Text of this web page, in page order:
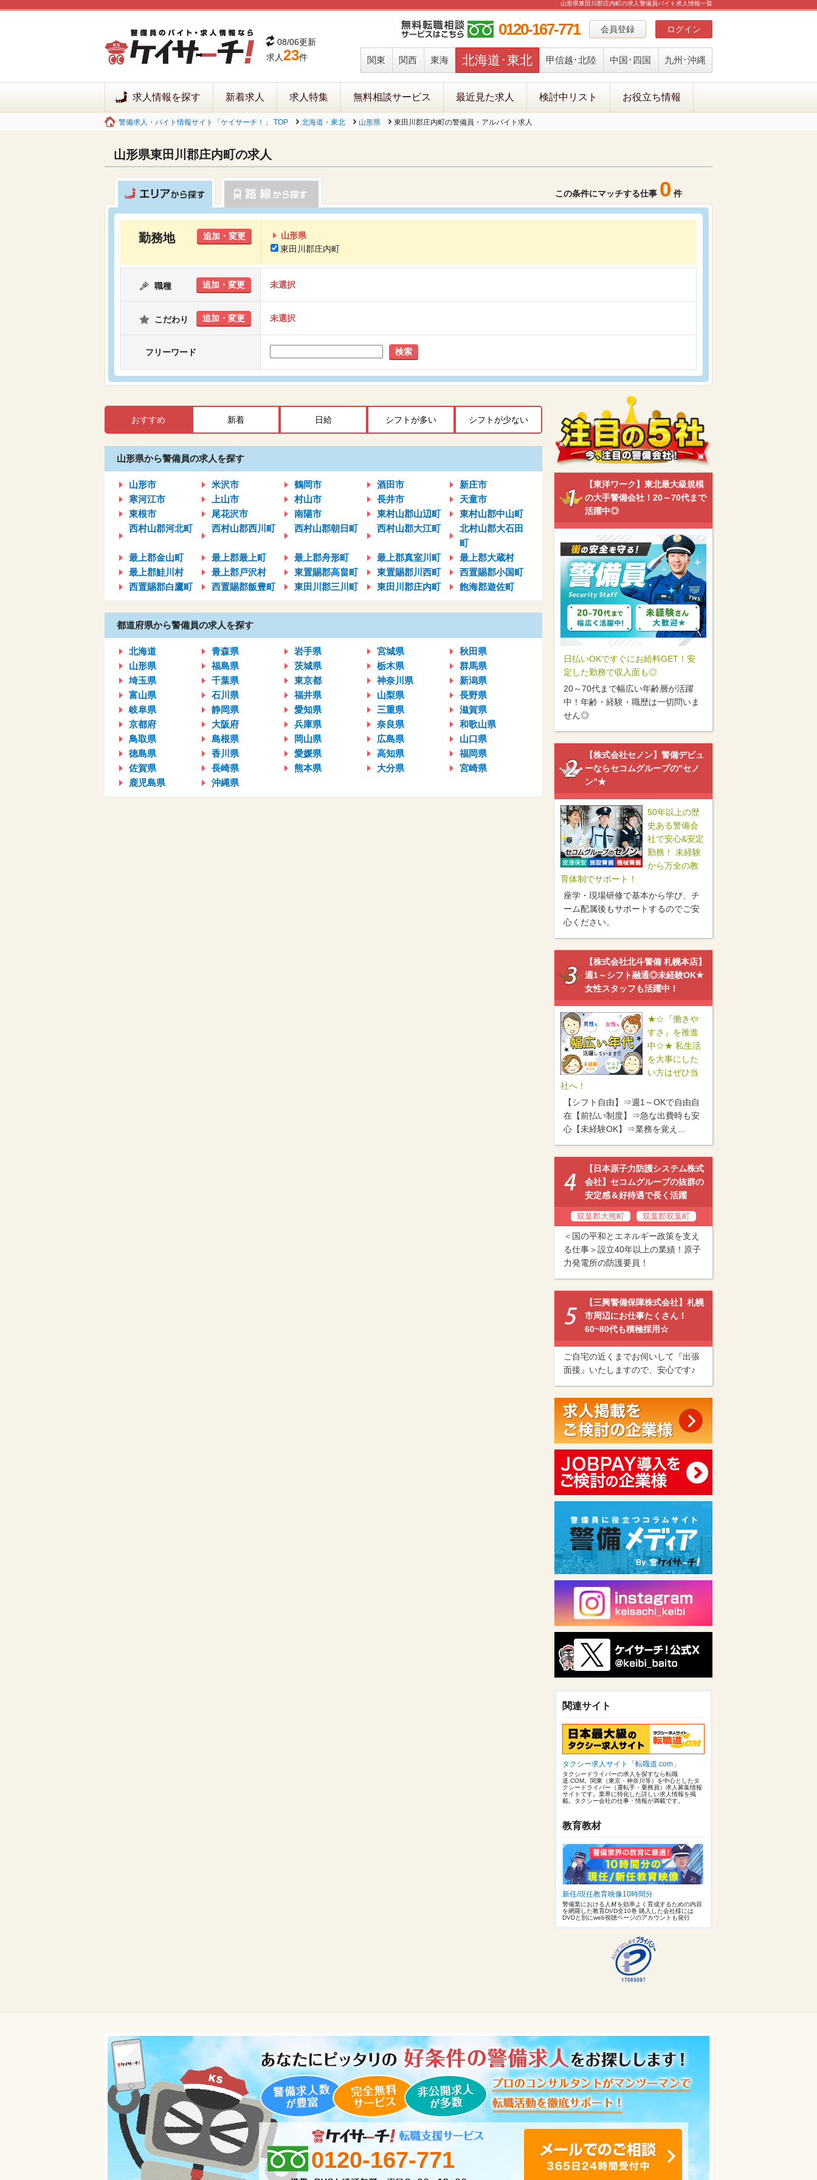
山形県東田川郡庄内町の求人警備員バイト求人情報一覧
08/06更新
求人23件
会員登録 ログイン
0120-167-771
関東 関西 東海 北海道･東北 甲信越･北陸 中国･四国 九州･沖縄
求人情報を探す 新着求人 求人特集 無料相談サービス 最近見た求人 検討中リスト お役立ち情報
警備求人・バイト情報サイト「ケイサーチ！」 TOP 北海道・東北 山形県 東田川郡庄内町の警備員・アルバイト求人
山形県東田川郡庄内町の求人
この条件にマッチする仕事 0 件
勤務地 追加・変更
山形県
東田川郡庄内町
職種 追加・変更 未選択
こだわり 追加・変更 未選択
フリーワード 検索
おすすめ 新着 日給 シフトが多い シフトが少ない
山形県から警備員の求人を探す
山形市 米沢市 鶴岡市 酒田市
新庄市
寒河江市
上山市 村山市 長井市
天童市
東根市
尾花沢市 南陽市 東村山郡山辺町
東村山郡中山町
西村山郡河北町
西村山郡西川町 西村山郡朝日町 西村山郡大江町
北村山郡大石田
町
最上郡金山町
最上郡最上町 最上郡舟形町 最上郡真室川町
最上郡大蔵村
最上郡鮭川村
最上郡戸沢村 東置賜郡高畠町 東置賜郡川西町
西置賜郡小国町
西置賜郡白鷹町
西置賜郡飯豊町 東田川郡三川町 東田川郡庄内町 飽海郡遊佐町
都道府県から警備員の求人を探す
北海道 青森県 岩手県 宮城県
秋田県
山形県
福島県 茨城県 栃木県
群馬県
埼玉県
千葉県 東京都 神奈川県
新潟県
富山県
石川県 福井県 山梨県
長野県
岐阜県
静岡県 愛知県 三重県
滋賀県
京都府
大阪府 兵庫県 奈良県
和歌山県
鳥取県
島根県 岡山県 広島県
山口県
徳島県
香川県 愛媛県 高知県
福岡県
佐賀県
長崎県 熊本県 大分県
宮崎県
鹿児島県
沖縄県
【東洋ワーク】東北最大級規模
の大手警備会社！20～70代まで
活躍中◎
日払いOKですぐにお給料GET！安
定した勤務で収入面も◎
20～70代まで幅広い年齢層が活躍
中！年齢・経験・職歴は一切問いま
せん◎
【株式会社セノン】警備デビュ
ーならセコムグループの”セノ
ン”★
50年以上の歴
史ある警備会
社で安心&安定
勤務！ 未経験
から万全の教
育体制でサポート！
座学・現場研修で基本から学び、チ
ーム配属後もサポートするのでご安
心ください。
【株式会社北斗警備 札幌本店】
週1～シフト融通◎未経験OK★
女性スタッフも活躍中！
★☆『働きや
すさ』を推進
中☆★ 私生活
を大事にした
い方はぜひ当
社へ！
【シフト自由】⇒週1～OKで自由自
在【前払い制度】⇒急な出費時も安
心【未経験OK】⇒業務を覚え...
【日本原子力防護システム株式
会社】セコムグループの抜群の
安定感＆好待遇で長く活躍
双葉郡大熊町 双葉郡双葉町
＜国の平和とエネルギー政策を支え
る仕事＞設立40年以上の業績！原子
力発電所の防護要員！
【三興警備保障株式会社】札幌
市周辺にお仕事たくさん！
60~80代も積極採用☆
ご自宅の近くまでお伺いして『出張
面接』いたしますので、安心です♪
関連サイト
タクシー求人サイト「転職道.com」
タクシードライバーの求人を探すなら転職
道.COM。関東（東京・神奈川等）を中心としたタ
クシードライバー（運転手・乗務員）求人募集情報
サイトです。業界に特化した詳しい求人情報を掲
載。タクシー会社の仕事・情報が満載です。
教育教材
新任/現任教育映像10時間分
警備業における人材を効率よく育成するための内容
を網羅した教育DVD全10巻 購入した会社様には
DVDと別にweb視聴ページのアカウントも発行
0120-167-771